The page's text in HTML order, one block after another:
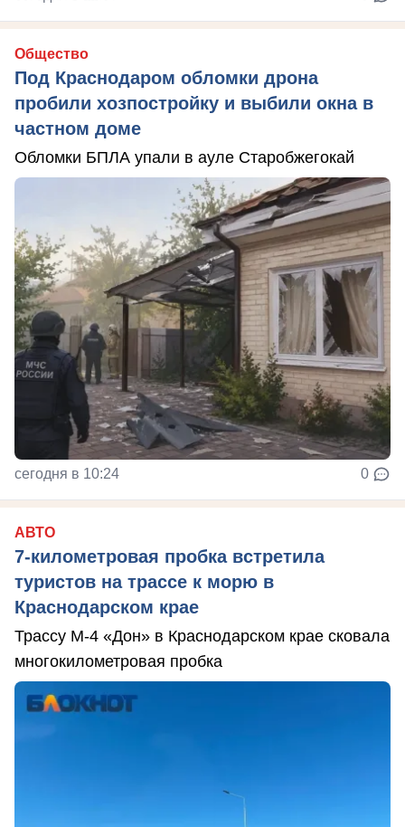
Общество
Под Краснодаром обломки дрона
пробили хозпостройку и выбили окна в
частном доме
Обломки БПЛА упали в ауле Старобжегокай
сегодня в 10:24 0
АВТО
7-километровая пробка встретила
туристов на трассе к морю в
Краснодарском крае
Трассу М-4 «Дон» в Краснодарском крае сковала
многокилометровая пробка